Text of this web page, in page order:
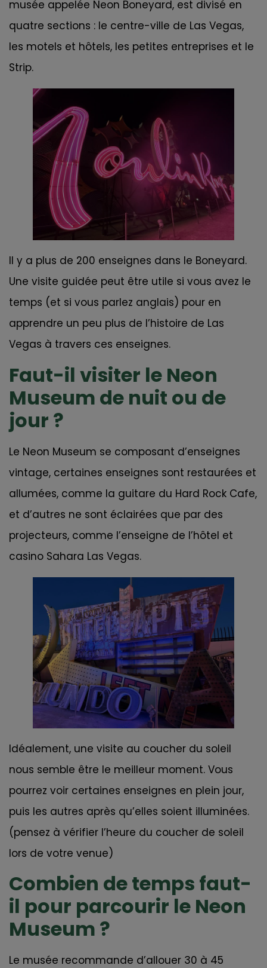
musée appelée Neon Boneyard, est divisé en
quatre sections : le centre-ville de Las Vegas,
les motels et hôtels, les petites entreprises et le
Strip.
Il y a plus de 200 enseignes dans le Boneyard.
Une visite guidée peut être utile si vous avez le
temps (et si vous parlez anglais) pour en
apprendre un peu plus de l’histoire de Las
Vegas à travers ces enseignes.
Faut-il visiter le Neon
Museum de nuit ou de
jour ?
Le Neon Museum se composant d’enseignes
vintage, certaines enseignes sont restaurées et
allumées, comme la guitare du Hard Rock Cafe,
et d’autres ne sont éclairées que par des
projecteurs, comme l’enseigne de l’hôtel et
casino Sahara Las Vegas.
Idéalement, une visite au coucher du soleil
nous semble être le meilleur moment. Vous
pourrez voir certaines enseignes en plein jour,
puis les autres après qu’elles soient illuminées.
(pensez à vérifier l’heure du coucher de soleil
lors de votre venue)
Combien de temps faut-
il pour parcourir le Neon
Museum ?
Le musée recommande d’allouer 30 à 45